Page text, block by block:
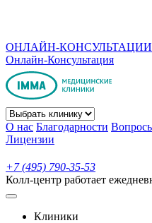
ОНЛАЙН-
Онлайн-Консультация
О нас Благодарности
Лицензии
+7 (495) 790-35-53
Колл-центр работает
Клиники